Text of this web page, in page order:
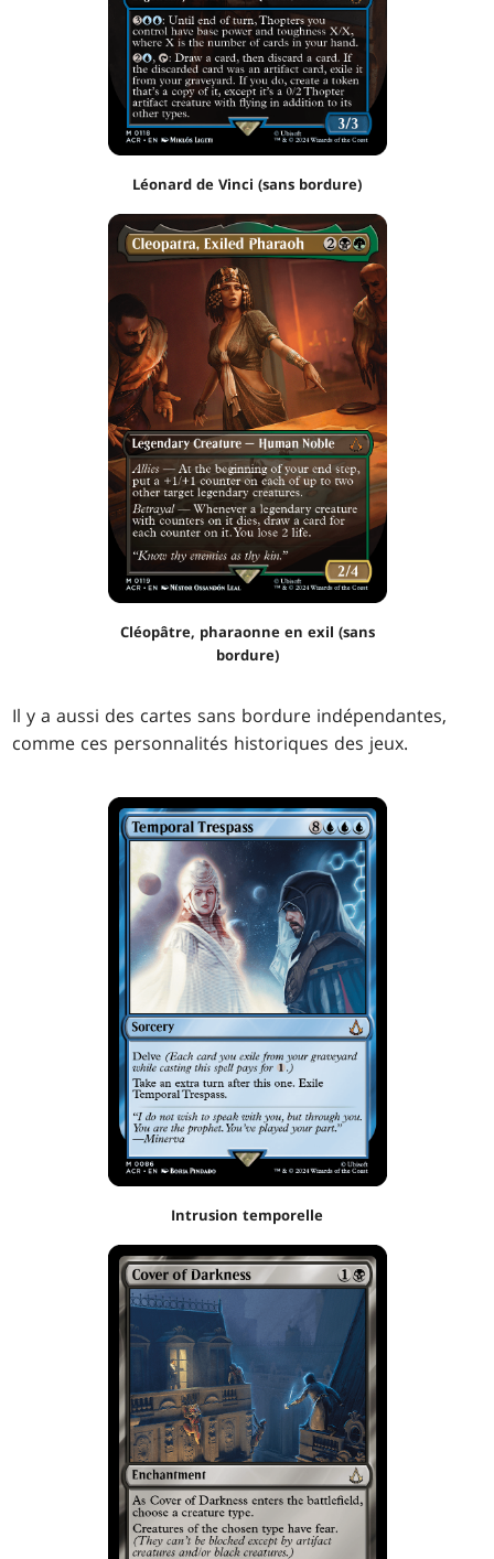
Léonard de Vinci (sans bordure)
Cléopâtre, pharaonne en exil (sans
bordure)
Il y a aussi des cartes sans bordure indépendantes,
comme ces personnalités historiques des jeux.
Intrusion temporelle